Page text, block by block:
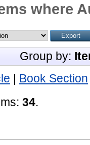
where
Group by:
| Book Section
34.